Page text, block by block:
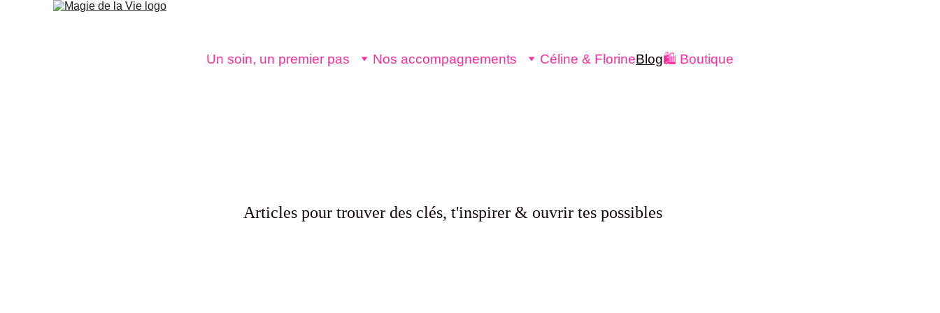
Un soin, un premier pas Nos accompagnements Céline & FlorineBlog🛍️ Boutique
Articles pour trouver des clés, t'inspirer & ouvrir tes possibles